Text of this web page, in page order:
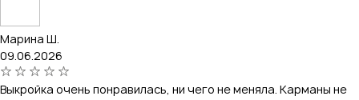
Марина Ш.
09.06.2026
Выкройка очень понравилась, ни чего не меняла. Карманы не